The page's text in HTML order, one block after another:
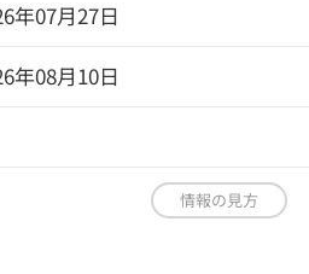
年07月27日
年08月10日
情報の見方